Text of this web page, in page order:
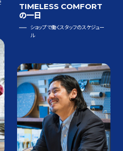
TIMELESS COMFORT
の一日
ショップで働くスタッフのスケジュー
ル